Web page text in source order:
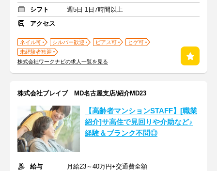
シフト
週5日 1日7時間以上
アクセス
ネイル可 シルバー歓迎 ピアス可
ヒゲ可
未経験者歓迎
株式会社ワークナビの求人一覧を見る
株式会社ブレイブ MD名古屋支店/紹介MD23
【高齢者マンションSTAFF】[職業
紹介]サ高住で見回りや介助など♪
経験＆ブランク不問◎
給与
月給23～40万円+交通費全額